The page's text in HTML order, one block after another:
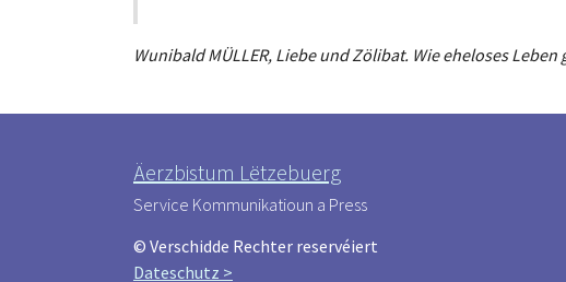
Wunibald MÜLLER, Liebe und Zölibat. Wie eheloses Leben
Äerzbistum Lëtzebuerg
Service Kommunikatioun a Press
© Verschidde Rechter reservéiert
Dateschutz >